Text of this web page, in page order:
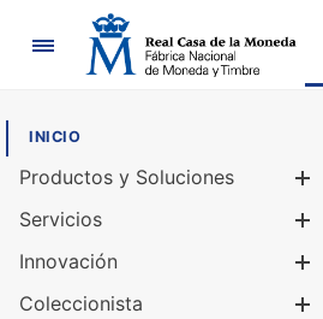
Navegación
INICIO
Productos y Soluciones
Servicios
Innovación
Coleccionista